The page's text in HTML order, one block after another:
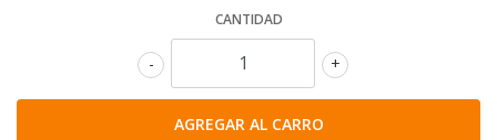
CANTIDAD
+
-